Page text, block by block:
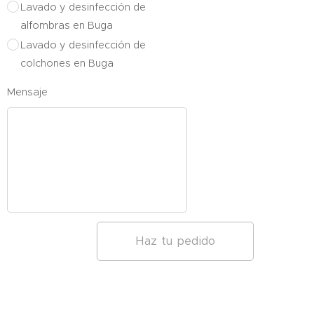
Lavado y desinfección de
alfombras en Buga
Lavado y desinfección de
colchones en Buga
Mensaje
Haz tu pedido